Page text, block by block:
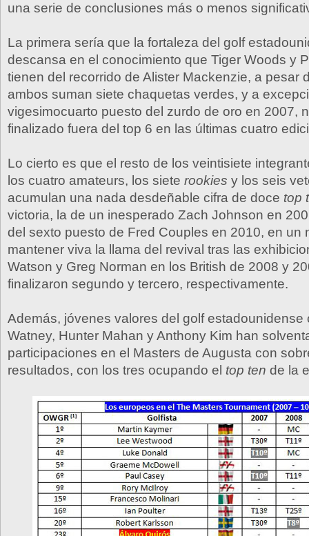
una serie de conclusiones más o menos
La primera sería que la fortaleza del golf
descansa en el conocimiento que Tiger Woods y
tienen del recorrido de Alister Mackenzie, a pesar
ambos suman siete chaquetas verdes, y a
vigesimocuarto puesto del zurdo de oro en 2007,
finalizado fuera del top 6 en las últimas cuatro
Lo cierto es que el resto de los veintisiete
los cuatro amateurs, los siete rookies y los seis
acumulan una nada desdeñable cifra de doce top
victoria, la de un inesperado Zach Johnson en
del sexto puesto de Fred Couples en 2010, en un
mantener viva la llama del revival tras las
Watson y Greg Norman en los British de 2008 y
finalizaron segundo y tercero, respectivamente.
Además, jóvenes valores del golf estadounidense
Watney, Hunter Mahan y Anthony Kim han
participaciones en el Masters de Augusta con
resultados, con los tres ocupando el top ten de la